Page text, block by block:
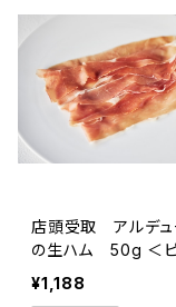
店頭受取 アルデュ
の生ハム 50g ＜
ル・オテイザ＞(フラン
スク)
¥1,188